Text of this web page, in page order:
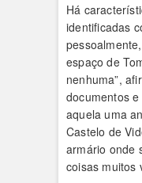
Há
identificadas
espaço de
nenhuma”,
documentos
aquela uma
Castelo de
armário onde
coisas muitos